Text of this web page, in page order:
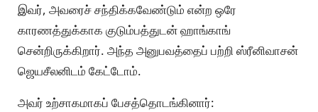
இவர், அவரைச் சந்திக்கவேண்டும் என்ற ஒரே
காரணத்துக்காக குடும்பத்துடன் ஹாங்காங்
சென்றிருக்கிறார். அந்த அனுபவத்தைப் பற்றி ஸ்ரீனிவாசன்
ஜெயசீலனிடம் கேட்டோம்.
அவர் உற்சாகமாகப் பேசத்தொடங்கினார்: